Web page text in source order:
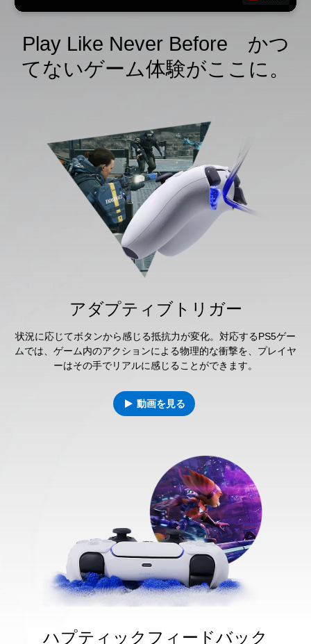
Play Like Never Before かつ
てないゲーム体験がここに。
アダプティブトリガー
状況に応じてボタンから感じる抵抗力が変化。対応するPS5ゲー
ムでは、ゲーム内のアクションによる物理的な衝撃を、プレイヤ
ーはその手でリアルに感じることができます。
動画を見る
ハプティックフィードバック